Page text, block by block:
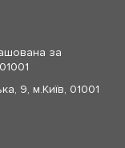
за
9, м.Київ, 01001